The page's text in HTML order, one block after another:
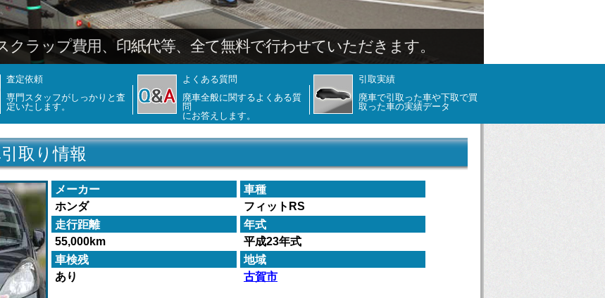
クラップ費用、印紙代等、全て無料で行わせていただきます。
査定依頼
専門スタッフがしっかりと査
定いたします。
よくある質問
廃車全般に関するよくある質
問
にお答えします。
引取実績
廃車で引取った車や下取で買
取った車の実績データ
取り情報
メーカー
車種
ホンダ
フィットRS
走行距離
年式
55,000km
平成23年式
車検残
地域
あり
古賀市